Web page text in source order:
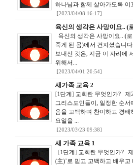
하나님과 함께 살아가도록
[2023/04/08 16:17]
육신의 생각은 사망이요.. (
육신의 생각은 사망이요.. (
죽게 된 몸)에서 건지셨습니
보내신 것은, 지금 이 자리에
위해서...
[2023/04/01 20:54]
새가족 교육 2
[1단계] 교회란 무엇인가? 제
그리스도인들이, 일정한 순
음을 고백하며 찬미하고 경
요일을 ...
[2023/03/23 09:38]
새 가족 교육 1
[1단계] 교회란 무엇인가?
(主)’로 믿고 고백하고 배우